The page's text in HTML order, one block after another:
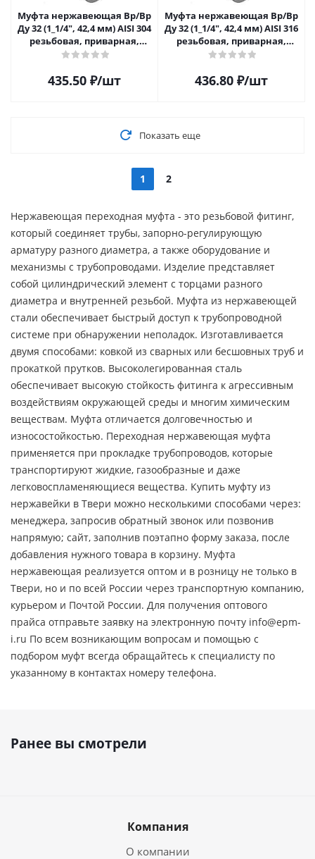
Муфта нержавеющая Вр/Вр
Ду 32 (1_1/4", 42,4 мм) AISI 304
резьбовая, приварная,
прямая
435.50 ₽/шт
Муфта нержавеющая Вр/Вр
Ду 32 (1_1/4", 42,4 мм) AISI 316
резьбовая, приварная,
прямая
436.80 ₽/шт
Показать еще
1 2
Нержавеющая переходная муфта - это резьбовой фитинг,
который соединяет трубы, запорно-регулирующую
арматуру разного диаметра, а также оборудование и
механизмы с трубопроводами. Изделие представляет
собой цилиндрический элемент с торцами разного
диаметра и внутренней резьбой. Муфта из нержавеющей
стали обеспечивает быстрый доступ к трубопроводной
системе при обнаружении неполадок. Изготавливается
двумя способами: ковкой из сварных или бесшовных труб и
прокаткой прутков. Высоколегированная сталь
обеспечивает высокую стойкость фитинга к агрессивным
воздействиям окружающей среды и многим химическим
веществам. Муфта отличается долговечностью и
износостойкостью. Переходная нержавеющая муфта
применяется при прокладке трубопроводов, которые
транспортируют жидкие, газообразные и даже
легковоспламеняющиеся вещества. Купить муфту из
нержавейки в Твери можно несколькими способами через:
менеджера, запросив обратный звонок или позвонив
напрямую; сайт, заполнив поэтапно форму заказа, после
добавления нужного товара в корзину. Муфта
нержавеющая реализуется оптом и в розницу не только в
Твери, но и по всей России через транспортную компанию,
курьером и Почтой России. Для получения оптового
прайса отправьте заявку на электронную почту info@epm-
i.ru По всем возникающим вопросам и помощью с
подбором муфт всегда обращайтесь к специалисту по
указанному в контактах номеру телефона.
Ранее вы смотрели
Компания
О компании